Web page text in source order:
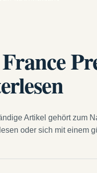
Artikel gehört zum
oder sich mit einem